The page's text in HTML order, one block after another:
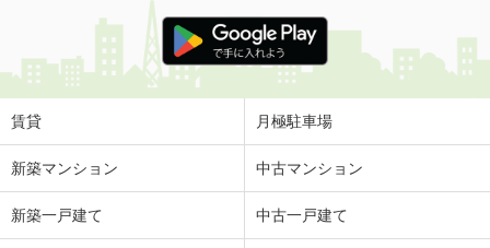
賃貸 月極駐車場
新築マンション 中古マンション
新築一戸建て 中古一戸建て